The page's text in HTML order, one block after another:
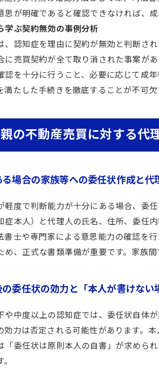
思が明確であると確認できなければ、
学ぶ契約無効の事例分析
、認知症を理由に契約が無効と判断さ
に売買契約が全て取り消された事案が
認を十分に行うこと、必要に応じて成
満たした手続きを徹底することが不可欠
の不動産売買に対する代
場合の家族等への委任状作成と
軽度で判断能力が十分にある場合、委
症本人）と代理人の氏名、住所、委任
書士や専門家による意思能力の確認を
め、正式な書類準備が重要です。家族
委任状の効力と「本人が書けない
や中度以上の認知症では、委任状自体
効力は否定される可能性があります。
「委任状は原則本人の自書」が求めら